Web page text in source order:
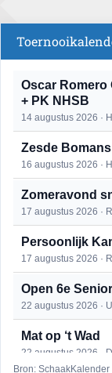
Oscar Romero
+ PK NHSB
14 augustus 2026 ·
Zesde
16 augustus 2026 ·
Zomeravond
17 augustus 2026 ·
Persoonlijk
17 augustus 2026 ·
Open 6e
22 augustus 2026 ·
Mat op ‘t Wad
22 augustus 2026 ·
Bron: SchaakKalender